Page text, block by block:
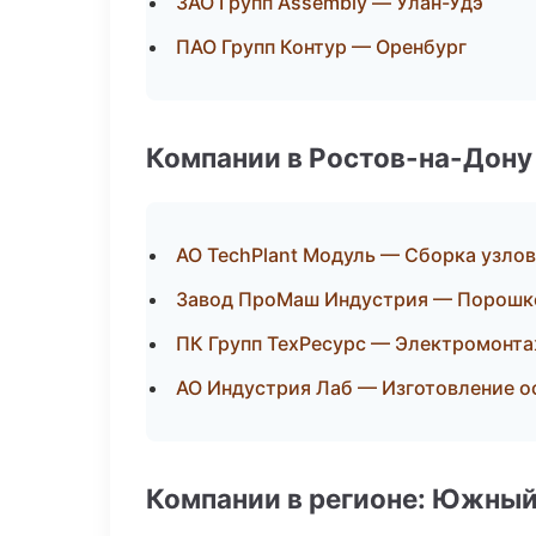
ПАО Групп Контур — Оренбург
Компании в Ростов-на-Дону
АО TechPlant Модуль — Сборка
Завод ПроМаш Индустрия —
ПК Групп ТехРесурс —
АО Индустрия Лаб — Изготовление
Компании в регионе: